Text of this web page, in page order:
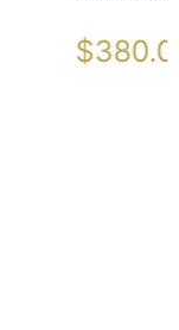
CARRITO